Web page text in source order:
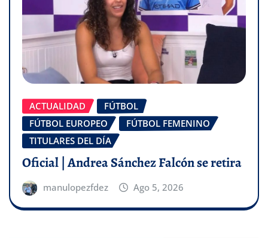
ACTUALIDAD
FÚTBOL
FÚTBOL EUROPEO
FÚTBOL FEMENINO
TITULARES DEL DÍA
Oficial | Andrea Sánchez Falcón se retira
manulopezfdez Ago 5, 2026